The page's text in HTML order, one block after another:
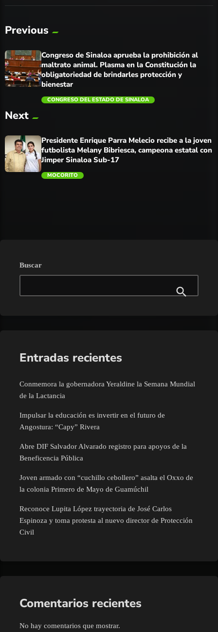
Previous
trending_flat
Congreso de Sinaloa aprueba la prohibición al
maltrato animal. Plasma en la Constitución la
obligatoriedad de brindarles protección y
bienestar
CONGRESO DEL ESTADO DE SINALOA
Next
Presidente Enrique Parra Melecio recibe a la joven
futbolista Melany Bibriesca, campeona estatal con
Jimper Sinaloa Sub-17
MOCORITO
Buscar
Entradas recientes
Conmemora la gobernadora Yeraldine la Semana Mundial
de la Lactancia
Impulsar la educación es invertir en el futuro de
Angostura: “Capy” Rivera
Abre DIF Salvador Alvarado registro para apoyos de la
Beneficencia Pública
Joven armado con “cuchillo cebollero” asalta el Oxxo de
la colonia Primero de Mayo de Guamúchil
Reconoce Lupita López trayectoria de José Carlos
Espinoza y toma protesta al nuevo director de Protección
Civil
Comentarios recientes
No hay comentarios que mostrar.